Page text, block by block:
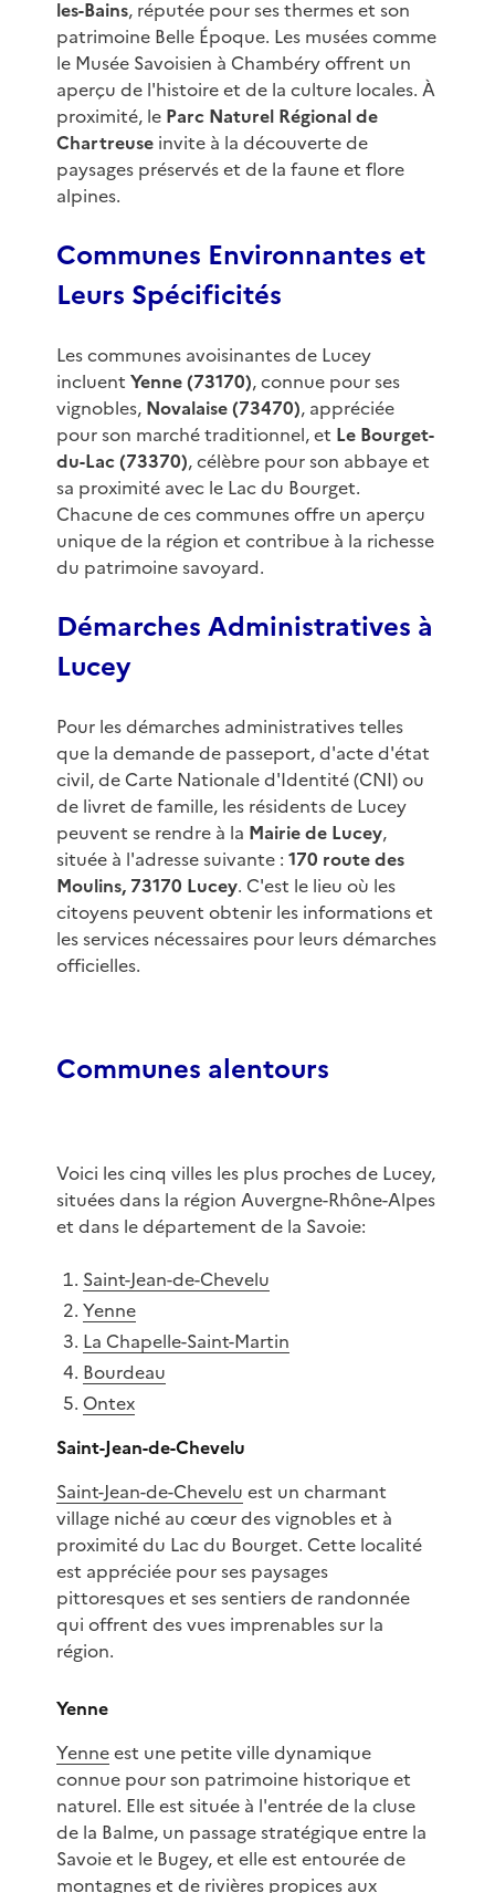
les-Bains, réputée pour ses thermes et son
patrimoine Belle Époque. Les musées comme
le Musée Savoisien à Chambéry offrent un
aperçu de l'histoire et de la culture locales. À
proximité, le Parc Naturel Régional de
Chartreuseinvite à la découverte de
paysages préservés et de la faune et flore
alpines.
Communes Environnantes et
Leurs Spécificités
Les communes avoisinantes de Lucey
incluent Yenne (73170), connue pour ses
vignobles, Novalaise (73470), appréciée
pour son marché traditionnel, et Le Bourget-
du-Lac (73370), célèbre pour son abbaye et
sa proximité avec le Lac du Bourget.
Chacune de ces communes offre un aperçu
unique de la région et contribue à la richesse
du patrimoine savoyard.
Démarches Administratives à
Lucey
Pour les démarches administratives telles
que la demande de passeport, d'acte d'état
civil, de Carte Nationale d'Identité (CNI) ou
de livret de famille, les résidents de Lucey
peuvent se rendre à la Mairie de Lucey,
située à l'adresse suivante : 170 route des
Moulins, 73170 Lucey. C'est le lieu où les
citoyens peuvent obtenir les informations et
les services nécessaires pour leurs démarches
officielles.
Communes alentours
Voici les cinq villes les plus proches de Lucey,
situées dans la région Auvergne-Rhône-Alpes
et dans le département de la Savoie:
Saint-Jean-de-Chevelu
Yenne
La Chapelle-Saint-Martin
Bourdeau
Ontex
Saint-Jean-de-Chevelu
Saint-Jean-de-Chevelu est un charmant
village niché au cœur des vignobles et à
proximité du Lac du Bourget. Cette localité
est appréciée pour ses paysages
pittoresques et ses sentiers de randonnée
qui offrent des vues imprenables sur la
région.
Yenne
Yenneest une petite ville dynamique
connue pour son patrimoine historique et
naturel. Elle est située à l'entrée de la cluse
de la Balme, un passage stratégique entre la
Savoie et le Bugey, et elle est entourée de
montagnes et de rivières propices aux